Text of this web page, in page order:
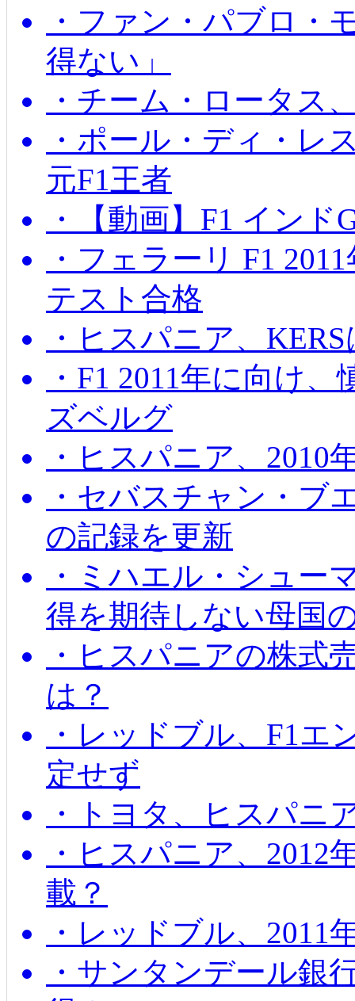
・ファン・パブロ・
得ない」
・チーム・ロータス
・ポール・ディ・レ
元F1王者
・【動画】F1 イン
・フェラーリ F1
テスト合格
・ヒスパニア、
・F1 2011年に向け
ズベルグ
・ヒスパニア、2010
・セバスチャン・ブ
の記録を更新
・ミハエル・シュー
得を期待しない母国
・ヒスパニアの株式
は？
・レッドブル、F1エ
定せず
・トヨタ、ヒスパニ
・ヒスパニア、2012
載？
・レッドブル、2011
・サンタンデール銀